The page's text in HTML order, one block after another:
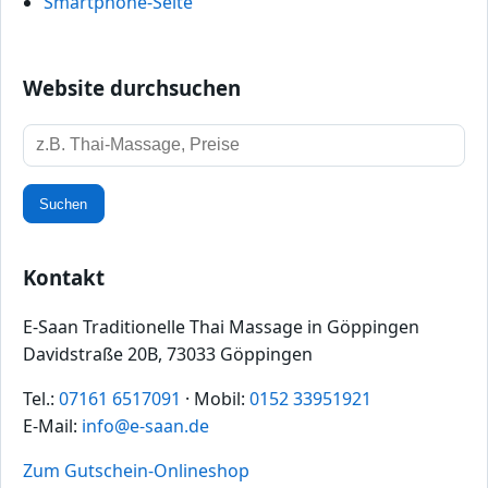
Website durchsuchen
Suchbegriff
Suchen
Kontakt
E-Saan Traditionelle Thai Massage in Göppingen
Davidstraße 20B, 73033 Göppingen
Tel.: 07161 6517091 · Mobil: 0152 33951921
E-Mail: info@e-saan.de
Zum Gutschein-Onlineshop